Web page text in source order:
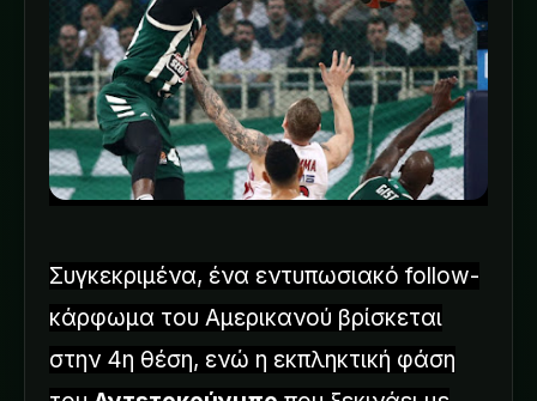
Συγκεκριμένα, ένα εντυπωσιακό follow-
κάρφωμα του Αμερικανού βρίσκεται
στην 4η θέση, ενώ η εκπληκτική φάση